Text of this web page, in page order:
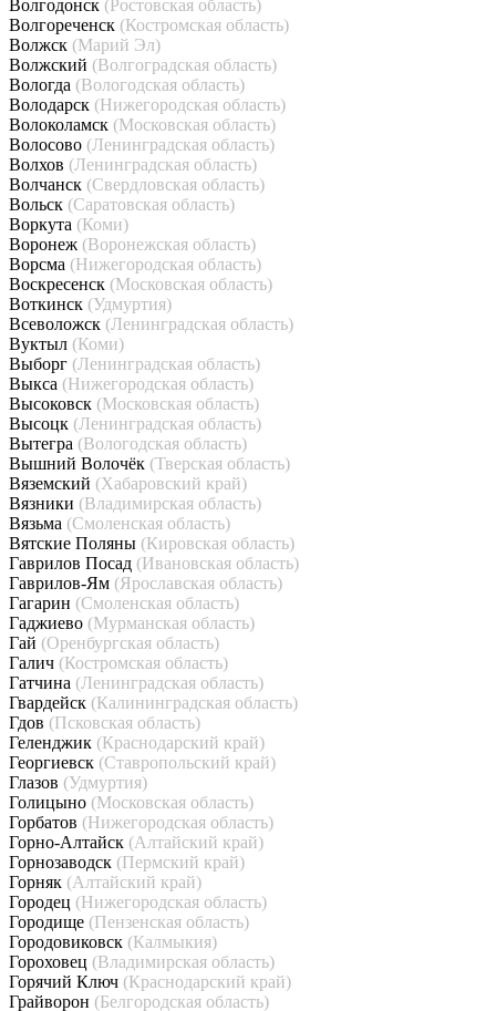
Волгодонск (Ростовская область)
Волгореченск (Костромская область)
Волжск (Марий Эл)
Волжский (Волгоградская область)
Вологда (Вологодская область)
Володарск (Нижегородская область)
Волоколамск (Московская область)
Волосово (Ленинградская область)
Волхов (Ленинградская область)
Волчанск (Свердловская область)
Вольск (Саратовская область)
Воркута (Коми)
Воронеж (Воронежская область)
Ворсма (Нижегородская область)
Воскресенск (Московская область)
Воткинск (Удмуртия)
Всеволожск (Ленинградская область)
Вуктыл (Коми)
Выборг (Ленинградская область)
Выкса (Нижегородская область)
Высоковск (Московская область)
Высоцк (Ленинградская область)
Вытегра (Вологодская область)
Вышний Волочёк (Тверская область)
Вяземский (Хабаровский край)
Вязники (Владимирская область)
Вязьма (Смоленская область)
Вятские Поляны (Кировская область)
Гаврилов Посад (Ивановская область)
Гаврилов-Ям (Ярославская область)
Гагарин (Смоленская область)
Гаджиево (Мурманская область)
Гай (Оренбургская область)
Галич (Костромская область)
Гатчина (Ленинградская область)
Гвардейск (Калининградская область)
Гдов (Псковская область)
Геленджик (Краснодарский край)
Георгиевск (Ставропольский край)
Глазов (Удмуртия)
Голицыно (Московская область)
Горбатов (Нижегородская область)
Горно-Алтайск (Алтайский край)
Горнозаводск (Пермский край)
Горняк (Алтайский край)
Городец (Нижегородская область)
Городище (Пензенская область)
Городовиковск (Калмыкия)
Гороховец (Владимирская область)
Горячий Ключ (Краснодарский край)
Грайворон (Белгородская область)